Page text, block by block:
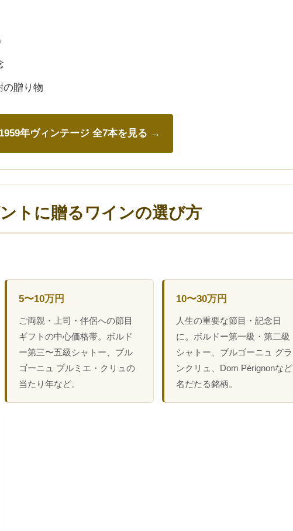
の贈り物
1959年ヴィンテージ 全7本を見る →
トに贈るワインの選び方
5〜10万円
ご両親・上司・伴侶への節目
ギフトの中心価格帯。ボルド
ー第三〜五級シャトー、ブル
ゴーニュ プルミエ・クリュの
当たり年など。
10〜30万円
人生の重要な節目・記念日
に。ボルドー第一級・第二級
シャトー、ブルゴーニュ グラ
ンクリュ、Dom Pérignonなど
名だたる銘柄。